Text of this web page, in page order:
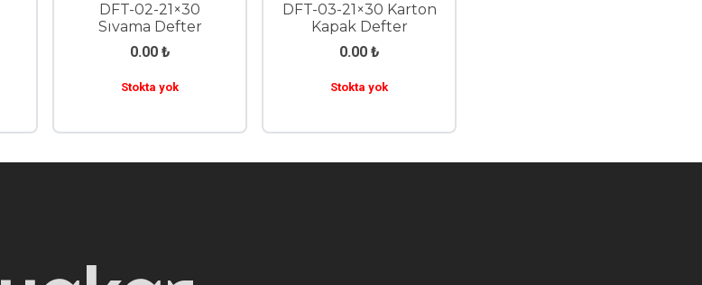
DFT-02-21×30
Sıvama Defter
0.00 ₺
Stokta yok
DFT-03-21×30 Karton
Kapak Defter
0.00 ₺
Stokta yok